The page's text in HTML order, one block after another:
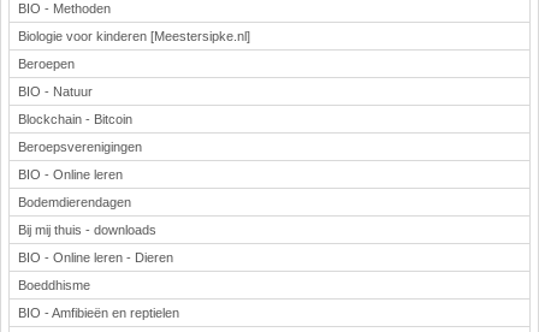
BIO - Methoden
Biologie voor kinderen [Meestersipke.nl]
Beroepen
BIO - Natuur
Blockchain - Bitcoin
Beroepsverenigingen
BIO - Online leren
Bodemdierendagen
Bij mij thuis - downloads
BIO - Online leren - Dieren
Boeddhisme
BIO - Amfibieën en reptielen